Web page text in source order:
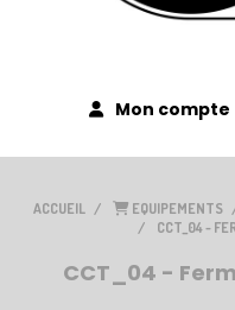
Mon compte
ACCUEIL EQUIPEMENTS
CCT_04 -
CCT_04 -